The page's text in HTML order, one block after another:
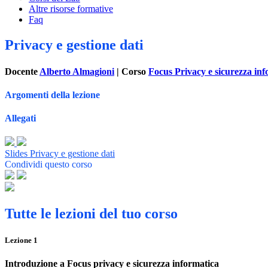
Altre risorse formative
Faq
Privacy e gestione dati
Docente Alberto Almagioni | Corso Focus Privacy e sicurezza
Argomenti della lezione
Allegati
Slides Privacy e gestione dati
Condividi questo corso
Tutte le lezioni del tuo corso
Lezione 1
Introduzione a Focus privacy e sicurezza informatica